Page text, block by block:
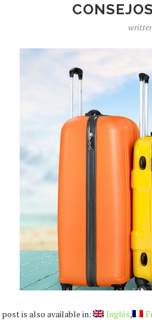
is also available in: Inglés